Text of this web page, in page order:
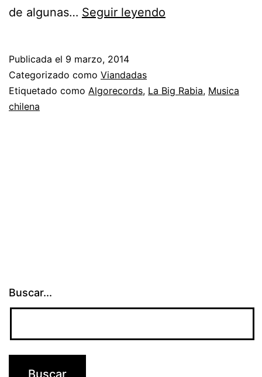
de algunas… Seguir leyendo
Publicada el 9 marzo, 2014
Categorizado como Viandadas
Etiquetado como Algorecords, La Big Rabia, Musica
chilena
Buscar...